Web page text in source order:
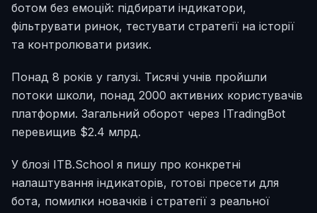
ботом без емоцій: підбирати індикатори,
фільтрувати ринок, тестувати стратегії на історії
та контролювати ризик.
Понад 8 років у галузі. Тисячі учнів пройшли
потоки школи, понад 2000 активних користувачів
платформи. Загальний оборот через ITradingBot
перевищив $2.4 млрд.
У блозі ITB.School я пишу про конкретні
налаштування індикаторів, готові пресети для
бота, помилки новачків і стратегії з реальної